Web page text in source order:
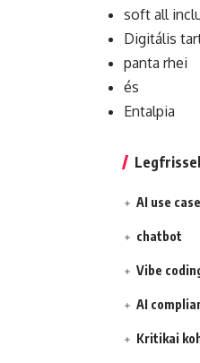
soft all
Digitális
panta rhei
és
Entalpia
AI use case
chatbot
Vibe
AI
Kritikai